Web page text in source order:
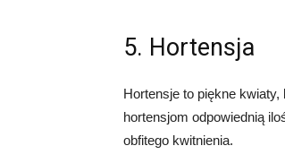
5. Hortensja
Hortensje to piękne
hortensjom odpowiednią
obfitego kwitnienia.